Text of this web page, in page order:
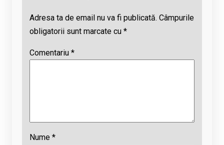
Adresa ta de email nu va fi publicată. Câmpurile
obligatorii sunt marcate cu *
Comentariu *
Nume *